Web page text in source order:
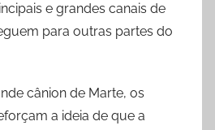
e grandes canais de
para outras partes do
cânion de Marte, os
a ideia de que a